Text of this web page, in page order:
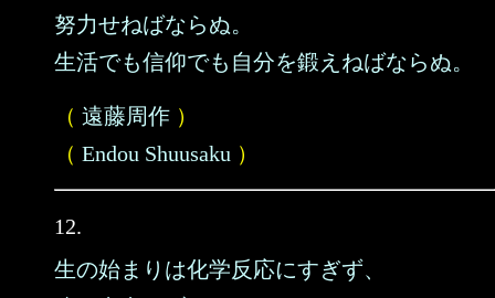
努力せねばならぬ。
生活でも信仰でも自分を鍛えねばならぬ。
（ 遠藤周作 ）
（ Endou Shuusaku ）
12.
生の始まりは化学反応にすぎず、